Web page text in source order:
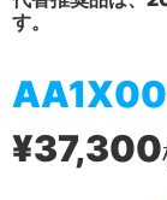
す。
¥37,300